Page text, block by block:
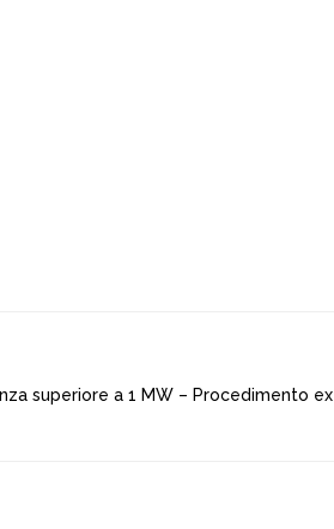
superiore a 1 MW – Procedimento